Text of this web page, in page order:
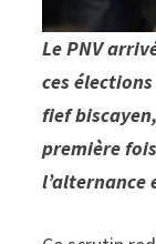
Le PNV
ces
fief
première
l’alternance